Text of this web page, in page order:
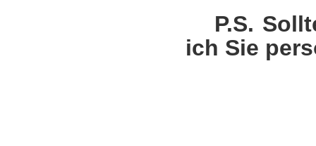
P.S.
ich Sie